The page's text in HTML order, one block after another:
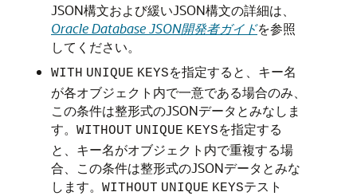
JSON構文および緩いJSON構文の詳細は、
Oracle Database JSON開発者ガイドを参照
してください。
WITH UNIQUE KEYSを指定すると、キー名
が各オブジェクト内で一意である場合のみ、
この条件は整形式のJSONデータとみなしま
す。 WITHOUT UNIQUE KEYSを指定する
と、キー名がオブジェクト内で重複する場
合、この条件は整形式のJSONデータとみな
します。 WITHOUT UNIQUE KEYSテスト